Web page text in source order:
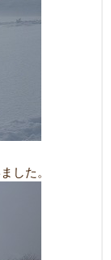
した。